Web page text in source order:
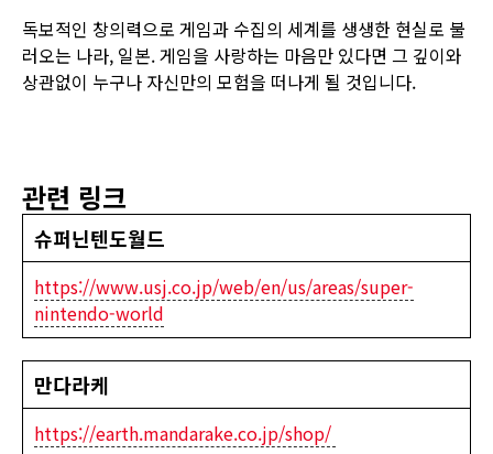
독보적인 창의력으로 게임과 수집의 세계를 생생한 현실로 불
러오는 나라, 일본. 게임을 사랑하는 마음만 있다면 그 깊이와
상관없이 누구나 자신만의 모험을 떠나게 될 것입니다.
관련 링크
슈퍼닌텐도월드
https://www.usj.co.jp/web/en/us/areas/super-
nintendo-world
만다라케
https://earth.mandarake.co.jp/shop/